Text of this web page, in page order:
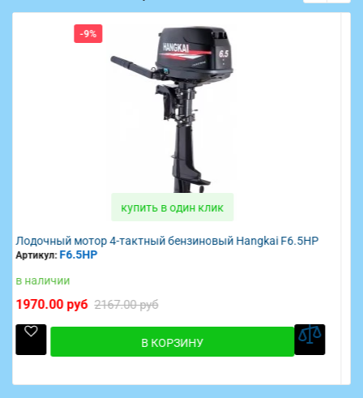
F6.5HP
купить в один клик
-9%
Лодочный мотор 4-тактный бензиновый HDX F 15
Артикул:
6000.00 руб